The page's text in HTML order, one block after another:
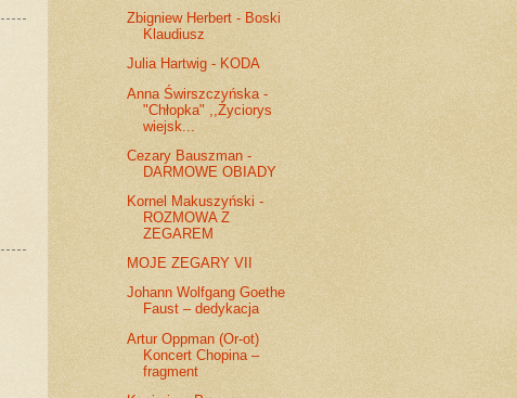
Zbigniew Herbert - Boski
Klaudiusz
Julia Hartwig - KODA
Anna Świrszczyńska -
"Chłopka" ,,Życiorys
wiejsk...
Cezary Bauszman -
DARMOWE OBIADY
Kornel Makuszyński -
ROZMOWA Z
ZEGAREM
MOJE ZEGARY VII
Johann Wolfgang Goethe
Faust – dedykacja
Artur Oppman (Or-ot)
Koncert Chopina –
fragment